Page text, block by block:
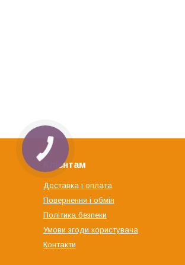
Клієнтам
Доставка і оплата
Повернення і обмін
Політика безпеки
Умови згоди користувача
Контакти